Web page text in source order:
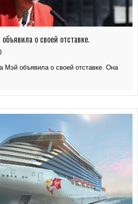
о своей отставке.
Мэй объявила о своей отставке. Она